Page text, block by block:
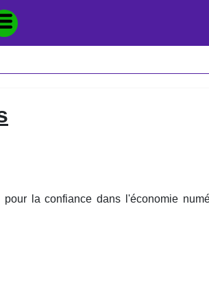
la confiance dans l'économie